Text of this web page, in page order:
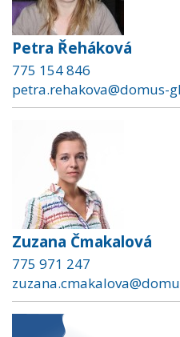
Petra Řeháková
775 154 846
petra.rehakova@domus-
Zuzana Čmakalová
775 971 247